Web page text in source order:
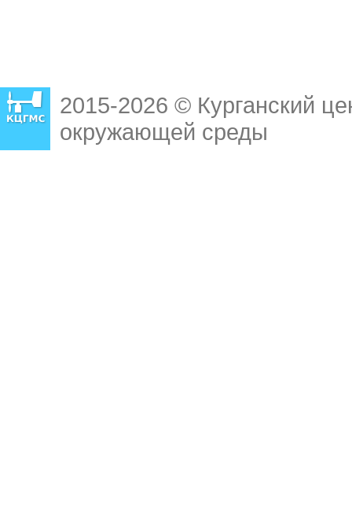
2015-2026 © Курганский
окружающей среды